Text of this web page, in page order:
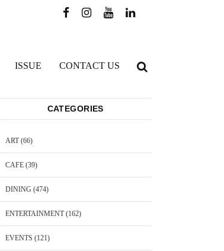
ISSUE CONTACT US
CATEGORIES
ART(66)
CAFE(39)
DINING (474)
ENTERTAINMENT(162)
EVENTS (121)